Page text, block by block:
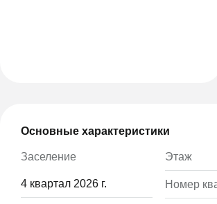
Основные характеристики
Заселение
4 квартал 2026 г.
Этаж
Номер